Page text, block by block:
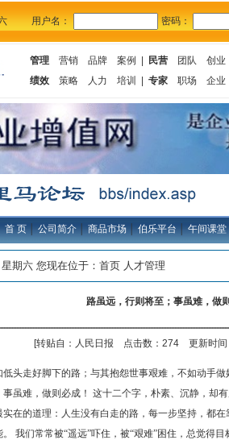
用户名： 密码：
管理 营销 品牌 案例 民营 团队
创业
绩效
策略 人力 培训 专家 职场 企业
首 页│公司简介│商品市场│伯乐平台│午间课堂
期六 您现在位于： 首页 人才管理
路虽远，行则将至；事虽难，做
[转贴自：人民日报 点击数：274 更新时间
头走好脚下的路；与其抱怨世事艰难，不如动手
虽难，做则必成！ 这十二个字，朴素、沉静，却
在的道理：人生没有白走的路，每一步坚持，都
我们常常被“遥远”吓住，被“艰难”困住，总觉得